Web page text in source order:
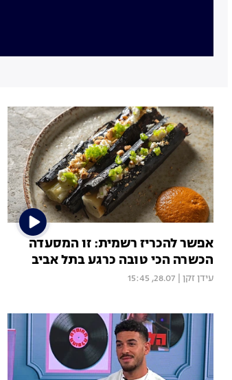
אפשר להכריז רשמית: זו המסעדה
הכשרה הכי טובה כרגע בתל אביב
עידן זקן 28.07, 15:45